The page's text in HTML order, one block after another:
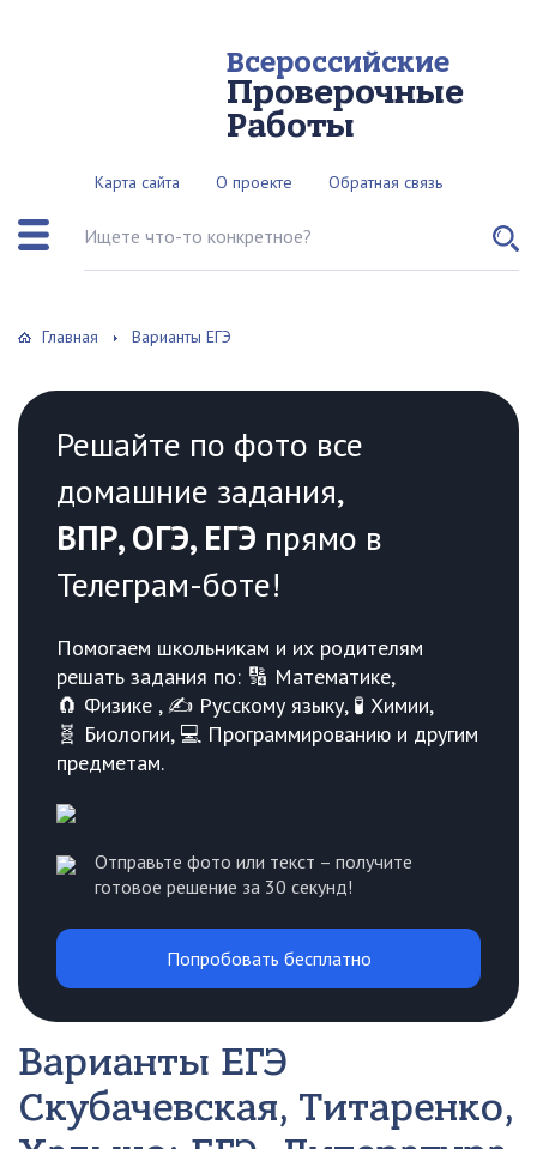
Всероссийские
Проверочные
Работы
Карта сайта О проекте Обратная связь
Поиск по сайту
Главная Варианты ЕГЭ
Решайте по фото все
домашние задания,
ВПР, ОГЭ, ЕГЭ прямо в
Телеграм-боте!
Помогаем школьникам и их родителям
решать задания по: 🔢 Математике,
🧲 Физике , ✍️ Русскому языку, 🧪 Химии,
🧬 Биологии, 💻 Программированию и другим
предметам.
Отправьте фото или текст – получите
готовое решение за 30 секунд!
Попробовать бесплатно
Варианты ЕГЭ
Скубачевская, Титаренко,